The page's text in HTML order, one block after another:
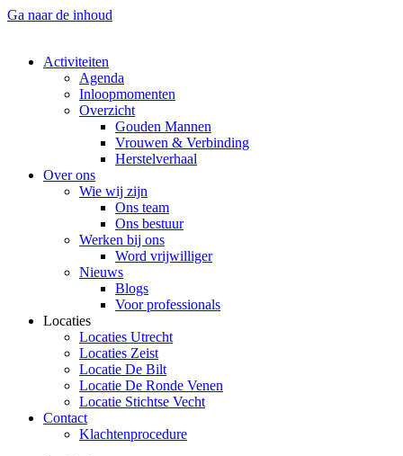
Ga naar de inhoud
Activiteiten
Agenda
Inloopmomenten
Overzicht
Gouden Mannen
Vrouwen & Verbinding
Herstelverhaal
Over ons
Wie wij zijn
Ons team
Ons bestuur
Werken bij ons
Word vrijwilliger
Nieuws
Blogs
Voor professionals
Locaties
Locaties Utrecht
Locaties Zeist
Locatie De Bilt
Locatie De Ronde Venen
Locatie Stichtse Vecht
Contact
Klachtenprocedure